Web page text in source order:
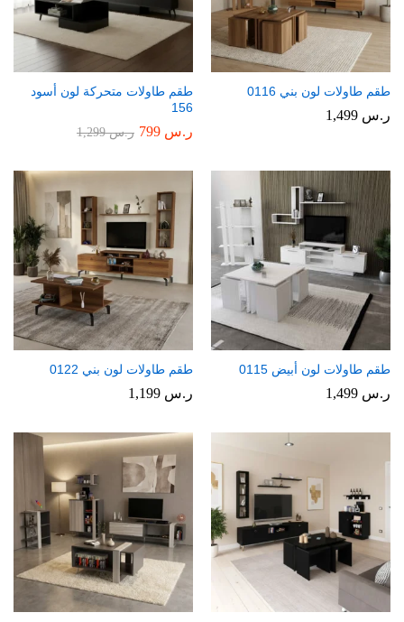
طقم طاولات لون بني 0116
ر.س
طقم طاولات متحركة لون أسود
156
ر.س ر.س1,299
طقم طاولات لون أبيض 0115
ر.س
طقم طاولات لون بني 0122
ر.س